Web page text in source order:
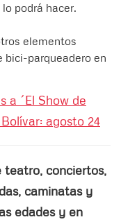
podrá hacer.
elementos
bici-parqueadero en
a ´El Show de
agosto 24
teatro, conciertos,
caminatas y
edades y en